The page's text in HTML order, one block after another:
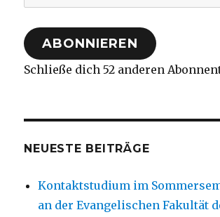
Mail-
Adresse
ABONNIEREN
Schließe dich 52 anderen
NEUESTE BEITRÄGE
Kontaktstudium im
an der Evangelischen Fakultät